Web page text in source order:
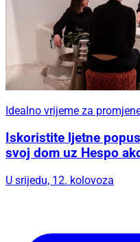
Idealno vrijeme za
Iskoristite ljetne
svoj dom uz Hespo
U srijedu, 12. kolovoza